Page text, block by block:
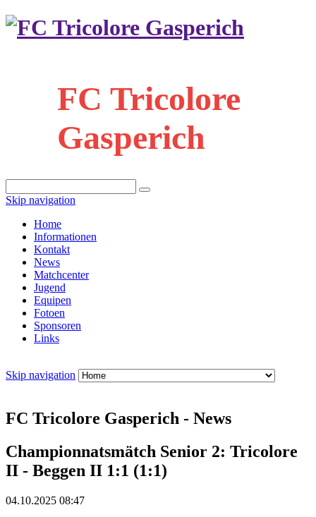
FC Tricolore
Gasperich
Skip navigation
Home
Informationen
Kontakt
News
Matchcenter
Jugend
Equipen
Fotoen
Sponsoren
Links
Skip navigation
FC Tricolore Gasperich - News
Championnatsmätch Senior 2: Tricolore
II - Beggen II 1:1 (1:1)
04.10.2025 08:47